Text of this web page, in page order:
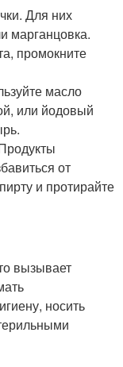
Для них
марганцовка.
промокните
масло
или йодовый
от
и протирайте
вызывает
носить